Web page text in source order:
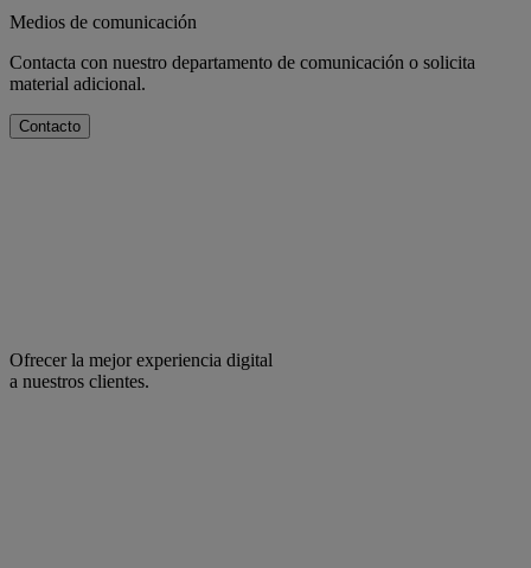
Medios de comunicación
Contacta con nuestro departamento de comunicación o solicita
material adicional.
Contacto
Ofrecer la mejor experiencia digital
a nuestros clientes.